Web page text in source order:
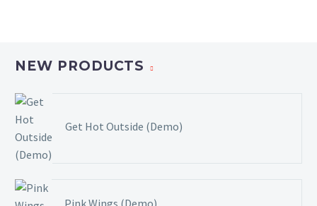
NEW PRODUCTS
Get Hot Outside (Demo)